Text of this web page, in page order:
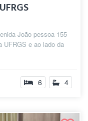
João pessoa 155
UFRGS e ao lado da
6 4